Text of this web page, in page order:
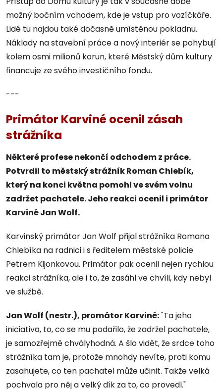
možný bočním vchodem, kde je vstup pro vozíčkáře.
Lidé tu najdou také dočasně umístěnou pokladnu.
Náklady na stavební práce a nový interiér se pohybují
kolem osmi milionů korun, které Městský dům kultury
financuje ze svého investičního fondu.
---
Primátor Karviné ocenil zásah
strážníka
Některé profese nekončí odchodem z práce.
Potvrdil to městský strážník Roman Chlebík,
který na konci května pomohl ve svém volnu
zadržet pachatele. Jeho reakci ocenil i primátor
Karviné Jan Wolf.
Karvinský primátor Jan Wolf přijal strážníka Romana
Chlebíka na radnici i s ředitelem městské policie
Petrem Kijonkovou. Primátor pak ocenil nejen rychlou
reakci strážníka, ale i to, že zasáhl ve chvíli, kdy nebyl
ve službě.
Jan Wolf (nestr.), promátor Karviné:"Ta jeho
iniciativa, to, co se mu podařilo, že zadržel pachatele,
je samozřejmě chvályhodná. A šlo vidět, že srdce toho
strážníka tam je, protože mnohdy nevíte, proti komu
zasahujete, co ten pachatel může učinit. Takže velká
pochvala pro něj a velký dík za to, co provedl."